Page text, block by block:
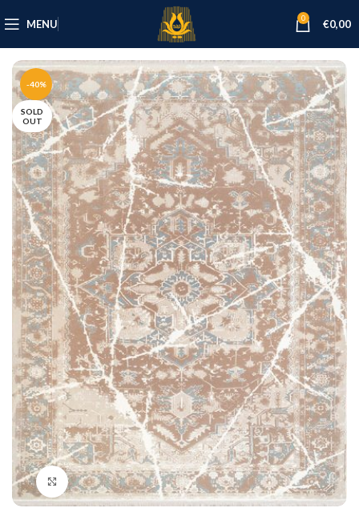
MENU 0 €0,00
-40%
SOLD
OUT
Click to enlarge